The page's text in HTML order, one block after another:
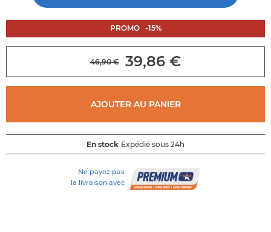
d'images
PROMO -15%
46,90 € 39,86 €
AJOUTER AU PANIER
En stock Expédié sous 24h
Ne payez pas
la livraison avec